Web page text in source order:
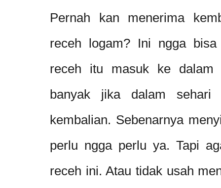
Pernah kan menerima
receh logam? Ini ngga
receh itu masuk ke dalam
banyak jika dalam sehari
kembalian. Sebenarnya
perlu ngga perlu ya. Tapi
receh ini. Atau tidak usah